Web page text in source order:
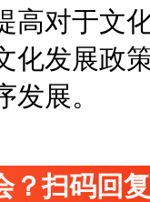
高对于文
化发展政
展。
？扫码回